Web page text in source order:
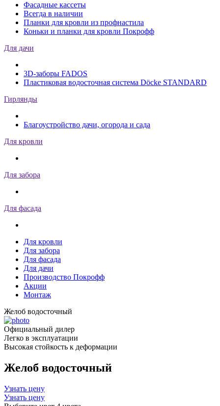
Фасадные кассеты
Всегда в наличии
Планки для кровли из профнастила
Коньки и планки для кровли Покрофф
Для дачи
3D-заборы FADOS
Пластиковая водосточная система Döcke STANDARD
Гирлянды
Благоустройство дачи, огорода и сада
Для кровли
Для забора
Для фасада
Для кровли
Для забора
Для фасада
Для дачи
Производство Покрофф
Акции
Монтаж
Желоб водосточный
Официальный дилер
Легко в эксплуатации
Высокая стойкость к деформации
Желоб водосточный
Узнать цену
Узнать цену